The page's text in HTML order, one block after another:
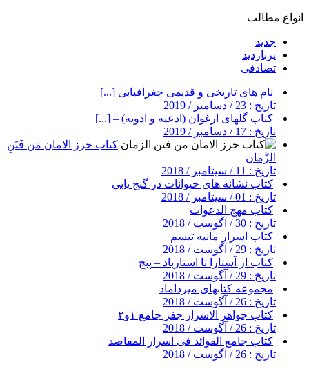
انواع مطالب
جدید
پربازدید
تصادفی
نام های تاریخی و قدیمی جغرافیایی [...]
تاریخ : 23 / دسامبر / 2019
کتاب گلهای ارغوان (ادعیه و ادویه) – [...]
تاریخ : 17 / دسامبر / 2019
کتاب حرز الامان مَن فَتَنِ
الزَّمان
تاریخ : 11 / سپتامبر / 2018
کتاب نشانه های حیوانات در گنج یابی
تاریخ : 01 / سپتامبر / 2018
کتاب مهج الدعوات
تاریخ : 30 / آگوست / 2018
کتاب اسرار مانیه تیسم
تاریخ : 29 / آگوست / 2018
کتاب از آستارا تا استارباد – پنج
تاریخ : 29 / آگوست / 2018
مجموعه کتابهای میرداماد
تاریخ : 26 / آگوست / 2018
کتاب جواهر الاسرار جفر جامع ۱و۲
تاریخ : 26 / آگوست / 2018
کتاب جامع الفوائد فی اسرار المقاصد
تاریخ : 26 / آگوست / 2018